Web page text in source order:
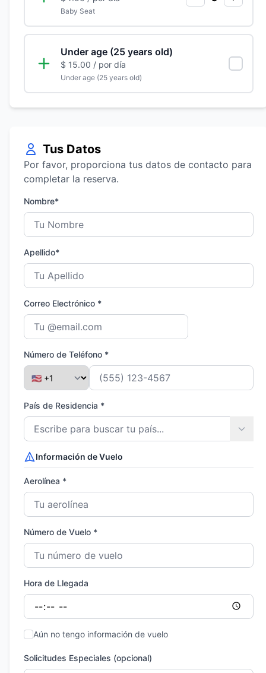
Baby Seat
Under age (25 years old)
$ 15.00 / por día
Under age (25 years old)
Tus Datos
Por favor, proporciona tus datos de contacto para
completar la reserva.
Nombre*
Apellido*
Correo Electrónico *
Número de Teléfono *
País de Residencia *
Información de Vuelo
Aerolínea *
Número de Vuelo *
Hora de Llegada
Aún no tengo información de vuelo
Solicitudes Especiales (opcional)